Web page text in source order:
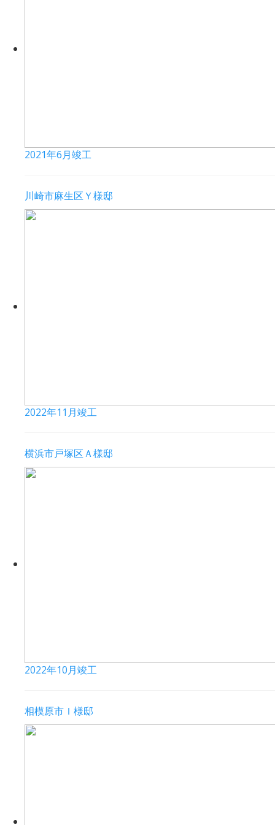
2021年6月竣工
川崎市麻生区Ｙ様邸
2022年11月竣工
横浜市戸塚区Ａ様邸
2022年10月竣工
相模原市Ｉ様邸